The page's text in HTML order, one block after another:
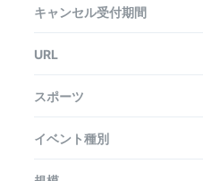
キャンセル受付期間
URL
スポーツ
イベント種別